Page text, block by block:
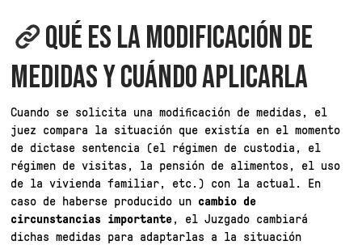
QUÉ ES LA MODIFICACIÓN DE
MEDIDAS Y CUÁNDO APLICARLA
Cuando se solicita una modificación de medidas, el
juez compara la situación que existía en el momento
de dictase sentencia (el régimen de custodia, el
régimen de visitas, la pensión de alimentos, el uso
de la vivienda familiar, etc.) con la actual. En
caso de haberse producido un cambio de
circunstancias importante, el Juzgado cambiará
dichas medidas para adaptarlas a la situación